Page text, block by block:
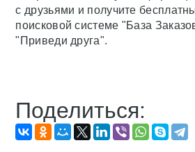
с друзьями и получите
поисковой системе "База
"Приведи друга".
Поделиться: